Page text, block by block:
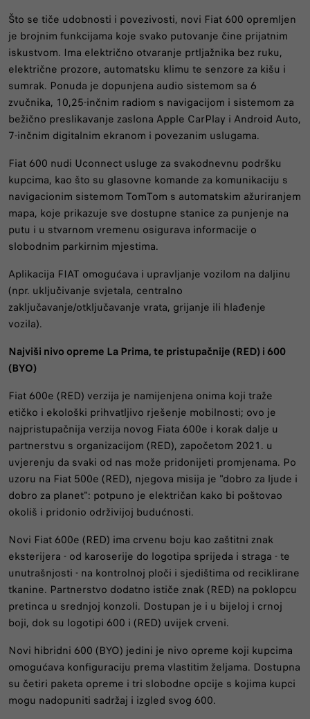
Što se tiče udobnosti i povezivosti, novi Fiat 600 opremljen
je brojnim funkcijama koje svako putovanje čine prijatnim
iskustvom. Ima električno otvaranje prtljažnika bez ruku,
električne prozore, automatsku klimu te senzore za kišu i
sumrak. Ponuda je dopunjena audio sistemom sa 6
zvučnika, 10,25-inčnim radiom s navigacijom i sistemom za
bežično preslikavanje zaslona Apple CarPlay i Android Auto,
7-inčnim digitalnim ekranom i povezanim uslugama.
Fiat 600 nudi Uconnect usluge za svakodnevnu podršku
kupcima, kao što su glasovne komande za komunikaciju s
navigacionim sistemom TomTom s automatskim ažuriranjem
mapa, koje prikazuje sve dostupne stanice za punjenje na
putu i u stvarnom vremenu osigurava informacije o
slobodnim parkirnim mjestima.
Aplikacija FIAT omogućava i upravljanje vozilom na daljinu
(npr. uključivanje svjetala, centralno
zaključavanje/otključavanje vrata, grijanje ili hlađenje
vozila).
Najviši nivo opreme La Prima, te pristupačnije (RED) i 600
(BYO)
Fiat 600e (RED) verzija je namijenjena onima koji traže
etičko i ekološki prihvatljivo rješenje mobilnosti; ovo je
najpristupačnija verzija novog Fiata 600e i korak dalje u
partnerstvu s organizacijom (RED), započetom 2021. u
uvjerenju da svaki od nas može pridonijeti promjenama. Po
uzoru na Fiat 500e (RED), njegova misija je "dobro za ljude i
dobro za planet": potpuno je električan kako bi poštovao
okoliš i pridonio održivijoj budućnosti.
Novi Fiat 600e (RED) ima crvenu boju kao zaštitni znak
eksterijera - od karoserije do logotipa sprijeda i straga - te
unutrašnjosti - na kontrolnoj ploči i sjedištima od reciklirane
tkanine. Partnerstvo dodatno ističe znak (RED) na poklopcu
pretinca u srednjoj konzoli. Dostupan je i u bijeloj i crnoj
boji, dok su logotipi 600 i (RED) uvijek crveni.
Novi hibridni 600 (BYO) jedini je nivo opreme koji kupcima
omogućava konfiguraciju prema vlastitim željama. Dostupna
su četiri paketa opreme i tri slobodne opcije s kojima kupci
mogu nadopuniti sadržaj i izgled svog 600.